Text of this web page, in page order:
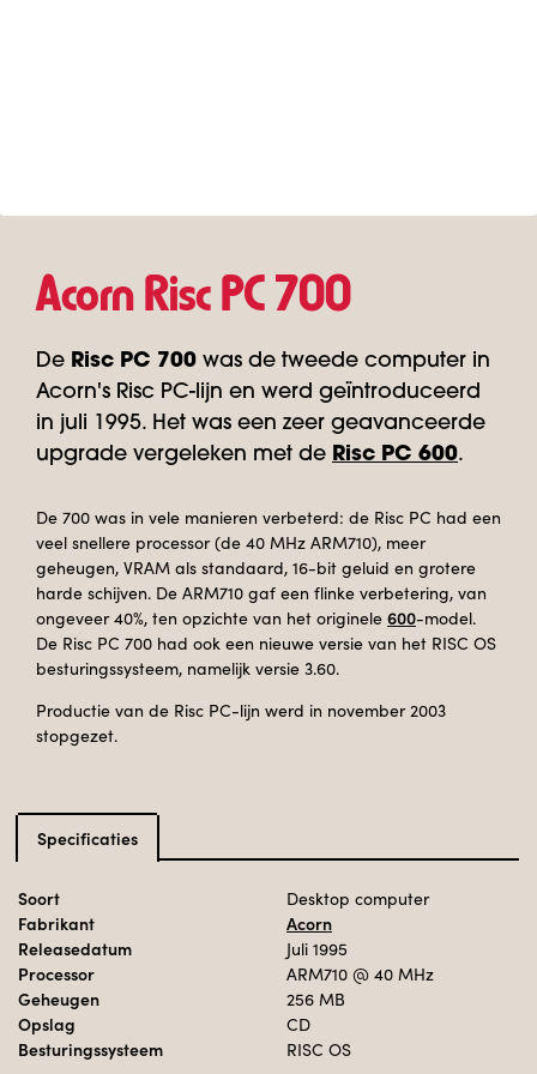
Acorn Risc PC 700
De Risc PC 700 was de tweede computer in
Acorn's Risc PC-lijn en werd geïntroduceerd
in juli 1995. Het was een zeer geavanceerde
upgrade vergeleken met de Risc PC 600.
De 700 was in vele manieren verbeterd: de Risc PC had een
veel snellere processor (de 40 MHz ARM710), meer
geheugen, VRAM als standaard, 16-bit geluid en grotere
harde schijven. De ARM710 gaf een flinke verbetering, van
ongeveer 40%, ten opzichte van het originele 600-model.
De Risc PC 700 had ook een nieuwe versie van het RISC OS
besturingssysteem, namelijk versie 3.60.
Productie van de Risc PC-lijn werd in november 2003
stopgezet.
Specificaties
Soort Desktop computer
Fabrikant
Acorn
Releasedatum
Juli 1995
Processor ARM710 @ 40 MHz
Geheugen 256 MB
Opslag CD
Besturingssysteem RISC OS